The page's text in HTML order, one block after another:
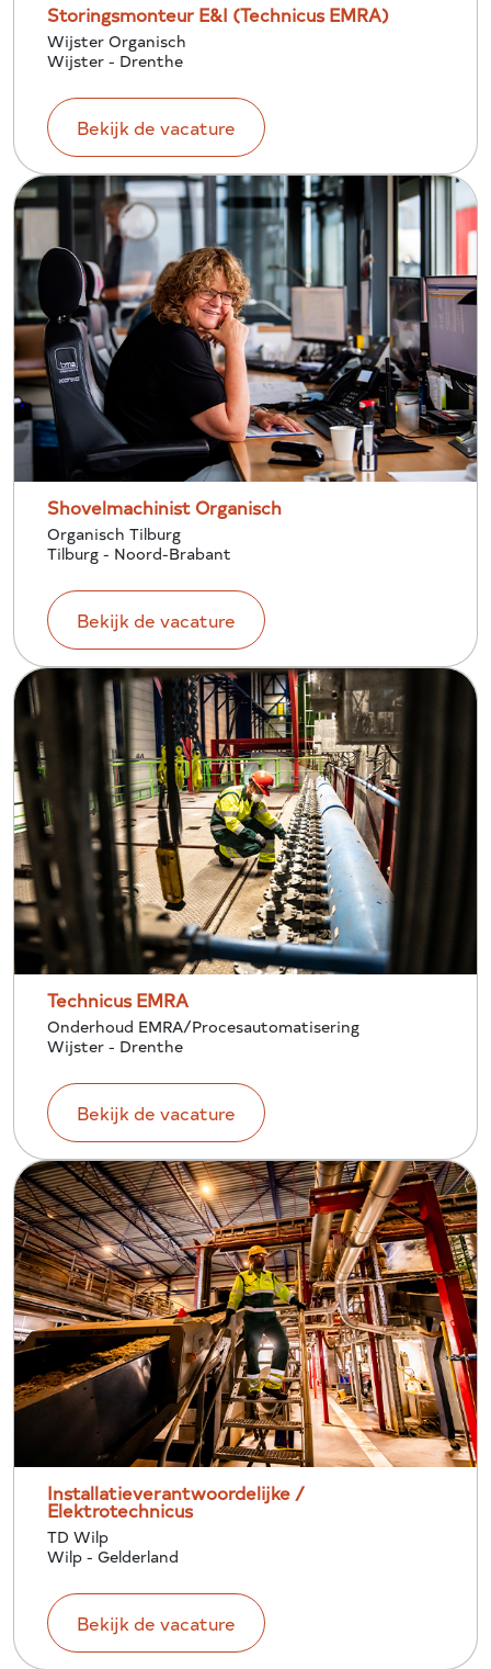
Storingsmonteur E&I (Technicus EMRA)
Wijster Organisch
Wijster - Drenthe
Bekijk de vacature
Shovelmachinist Organisch
Organisch Tilburg
Tilburg - Noord-Brabant
Bekijk de vacature
Technicus EMRA
Onderhoud EMRA/Procesautomatisering
Wijster - Drenthe
Bekijk de vacature
Installatieverantwoordelijke /
Elektrotechnicus
TD Wilp
Wilp - Gelderland
Bekijk de vacature